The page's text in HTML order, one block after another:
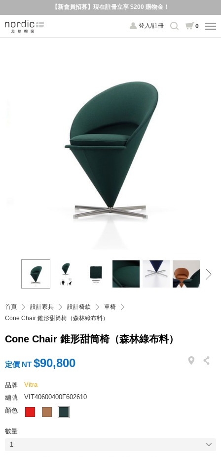
【新會員招募】現在註冊立享 $200 購物金！
登入/註冊 0
首頁 設計家具 設計椅款
單椅
Cone Chair 錐形甜筒椅（森林綠布料）
Cone Chair 錐形甜筒椅（森林綠布料）
定價 NT $90,800
品牌
Vitra
編號
VIT40600400F602610
顏色
數量
1